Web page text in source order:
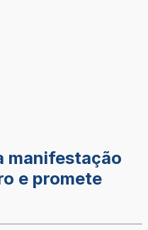
manifestação
e promete